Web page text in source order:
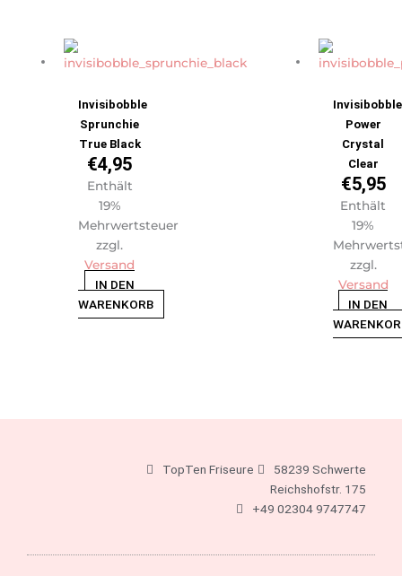
Invisibobble
Sprunchie
True Black
€4,95
Enthält
19%
Mehrwertsteuer
zzgl.
Versand
IN DEN
WARENKORB
Invisibobble
Power
Crystal
Clear
€5,95
Enthält
19%
zzgl.
Versand
IN DEN
TopTen Friseure
58239 Schwerte
Reichshofstr. 175
+49 02304 9747747